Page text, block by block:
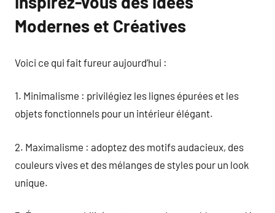
Modernes et Créatives
Voici ce qui fait fureur aujourd’hui :
1. Minimalisme : privilégiez les lignes épurées et les
objets fonctionnels pour un intérieur élégant.
2. Maximalisme : adoptez des motifs audacieux, des
couleurs vives et des mélanges de styles pour un look
unique.